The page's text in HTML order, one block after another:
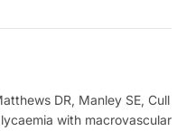
DR, Manley SE, Cull
with macrovascular